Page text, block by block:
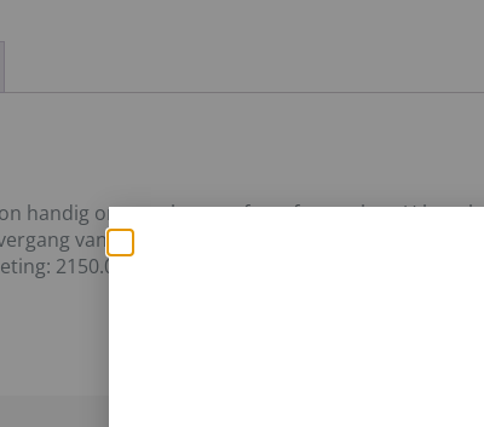
handig om uw vloer perfect af te werken. U kunt
van een vloer met een muur, venster of
2150.0 x 48.0 x 13 mm